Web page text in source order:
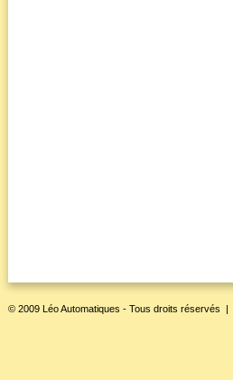
© 2009 Léo Automatiques - Tous droits réservés |